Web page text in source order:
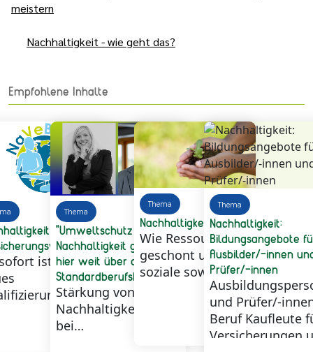
meistern
Nachhaltigkeit - wie geht das?
Empfohlene Inhalte
in der
ist ein
NaVeBb
Thema
"Umweltschutz und
Nachhaltigkeit gehen
hier weit über die
Standardberufsbildposition
hinaus"
Stärkung von
Nachhaltigkeitskompetenzen
bei
Steuerfachangestellten
Thema
Nachhaltigkeit
Wie Ressourcen
geschont und die
soziale sowie
ökonomische
Verantwortung
gefördert werden
Thema
Nachhaltigkeit:
Bildungsangebote
Ausbilder/-innen
Prüfer/-innen
und Prüfer/-
Beruf Kaufleute
Versicherungen